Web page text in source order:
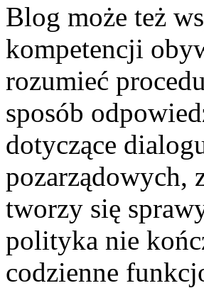
Blog może też
kompetencji
rozumieć
sposób
dotyczące
pozarządowych,
tworzy się
polityka nie
codzienne